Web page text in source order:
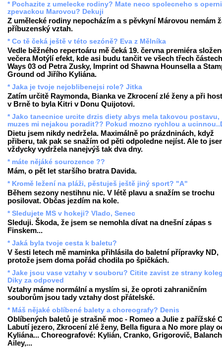
* Pochazite z umelecke rodiny? Mate neco spolecneho s operni
zpevackou Marovou? Dekuji
Z umělecké rodiny nepocházím a s pěvkyní Márovou nemám
příbuzenský vztah.
* Co tě čeká ještě v této sezóně? Eva z Mělníka
Vedle běžného repertoáru mě čeká 19. června premiéra
večera Motýlí efekt, kde asi budu tančit ve všech třech
Ways 03 od Petra Zusky, Imprint od Shawna Hounsella a
Ground od Jiřího Kyliána.
* Jaka je tvoje nejoblibenejsi role? Jitka
Zatím určitě Raymonda, Bianka ve Zkrocení zlé ženy a při
v Brně to byla Kitri v Donu Quijotovi.
* Jako tanecnice urcite drzis diety abys mela takovou postavu,
muzes mi nejakou poradit?? Pokud mozno rychlou a
Dietu jsem nikdy nedržela. Maximálně po prázdninách, když
přiberu, tak pak se snažím od pěti odpoledne nejíst. Ale to
vždycky vydržela nanejvýš tak dva dny.
* máte nějáké sourozence ??
Mám, o pět let staršího bratra Davida.
* Kromě ležení na pláži, pěstuješ ještě jiný sport? "A"
Během sezony nestihnu nic. V létě plavu a snažím se trochu
posilovat. Občas jezdím na kole.
* Sledujete MS v hokeji? Vlado, Senec
Sleduji. Škoda, že jsem se nemohla dívat na dnešní zápas s
Finskem...
* Jaká byla tvoje cesta k baletu?
V šesti letech mě maminka přihlásila do baletní přípravky ND,
protože jsem doma pořád chodila po špičkách.
* Jake jsou vase vztahy v souboru? Citite zavist ze strany
Diky za odpoved
Vztahy máme normální a myslím si, že oproti zahraničním
souborům jsou tady vztahy dost přátelské.
* Máš nějaké oblíbené balety a choreografy? Denis
Oblíbených baletů je strašně moc - Romeo a Julie z pařížské
Labutí jezero, Zkrocení zlé ženy, Bella figura a No more play
Kyliána... Choreografové: Kylián, Cranko, Grigorovič,
Ailey,...